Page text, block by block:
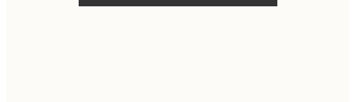
希望の場合は、ご予約の際にお気軽にご相談